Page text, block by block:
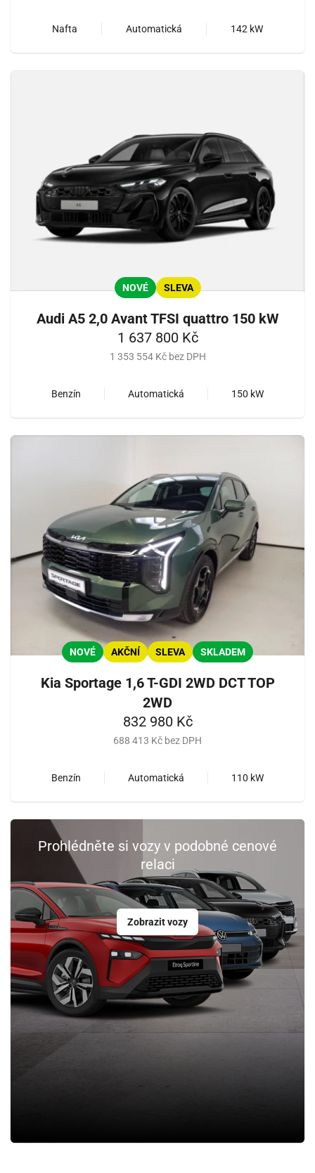
Nafta Automatická 142 kW
NOVÉ SLEVA
Audi A5 2,0 Avant TFSI quattro 150 kW
1 637 800 Kč
1 353 554 Kč bez DPH
Benzín Automatická 150 kW
NOVÉ AKČNÍ SLEVA SKLADEM
Kia Sportage 1,6 T-GDI 2WD DCT TOP
2WD
832 980 Kč
688 413 Kč bez DPH
Benzín Automatická 110 kW
Prohlédněte si vozy v podobné cenové
relaci
Zobrazit vozy